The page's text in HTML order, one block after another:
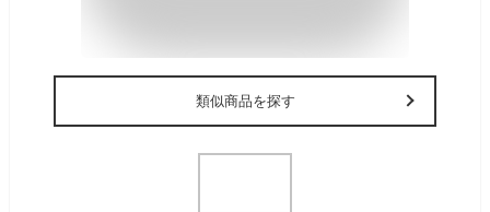
類似商品を探す